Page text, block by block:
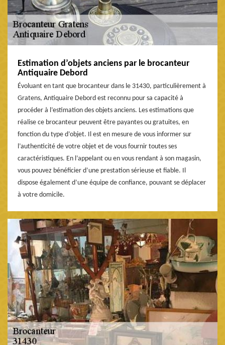
Estimation d’objets anciens par le brocanteur
Antiquaire Debord
Évoluant en tant que brocanteur dans le 31430, particulièrement à
Gratens, Antiquaire Debord est reconnu pour sa capacité à
procéder à l’estimation des objets anciens. Les estimations que
réalise ce brocanteur peuvent être payantes ou gratuites, en
fonction du type d’objet. Il est en mesure de vous informer sur
l’authenticité de votre objet et de vous fournir toutes ses
caractéristiques. En l’appelant ou en vous rendant à son magasin,
vous pouvez bénéficier d’une prestation sérieuse et fiable. Il
dispose également d’une équipe de confiance, pouvant se déplacer
à votre domicile.